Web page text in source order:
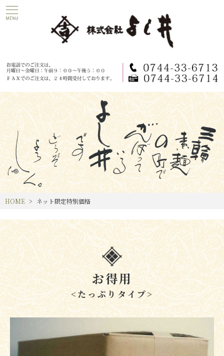
HOME ネット限定特別価格
お得用
<たっぷりタイプ>